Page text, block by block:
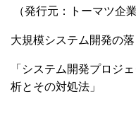
（発行元：トーマツ企
大規模システム開発の
「システム開発プロジ
析と その対処法 」